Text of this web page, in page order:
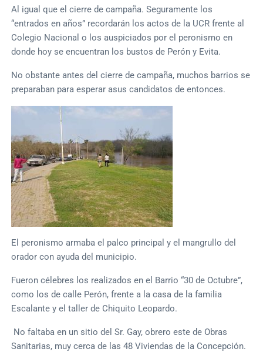
Al igual que el cierre de campaña. Seguramente los
“entrados en años” recordarán los actos de la UCR frente al
Colegio Nacional o los auspiciados por el peronismo en
donde hoy se encuentran los bustos de Perón y Evita.
No obstante antes del cierre de campaña, muchos barrios se
preparaban para esperar asus candidatos de entonces.
El peronismo armaba el palco principal y el mangrullo del
orador con ayuda del municipio.
Fueron célebres los realizados en el Barrio “30 de Octubre”,
como los de calle Perón, frente a la casa de la familia
Escalante y el taller de Chiquito Leopardo.
No faltaba en un sitio del Sr. Gay, obrero este de Obras
Sanitarias, muy cerca de las 48 Viviendas de la Concepción.